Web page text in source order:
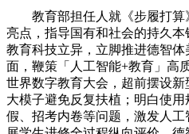
教育部担任人就《步履打算
亮点，指导国有和社会的持久
教育科技立异，立脚推进德智
面，鞭策「人工智能+教育」高
世界数字教育大会，超前摆设
大模子避免反复扶植；明白使
假、招考内卷等问题，激发人